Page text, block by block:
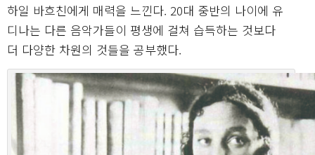
하일 바흐친에게 매력을 느낀다. 20대 중반의 나이에 유
디나는 다른 음악가들이 평생에 걸쳐 습득하는 것보다
더 다양한 차원의 것들을 공부했다.